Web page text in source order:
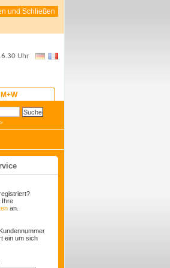
und Schließen
Uhr
Ihre
an.
ein um sich